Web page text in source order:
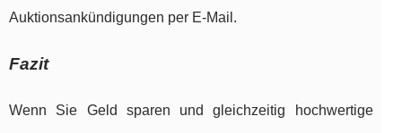
Auktionsankündigungen per E-Mail.
Fazit
Wenn Sie Geld sparen und gleichzeitig hochwertige